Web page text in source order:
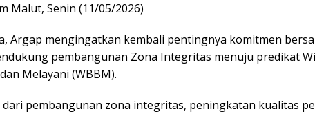
Malut, Senin (11/05/2026)
Argap mengingatkan kembali pentingnya komitmen
pembangunan Zona Integritas menuju predikat
Melayani (WBBM).
dari pembangunan zona integritas, peningkatan kualitas